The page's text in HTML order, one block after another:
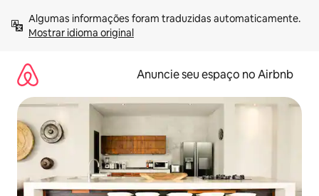
para
Mostrar idioma original
Anuncie seu espaço no Airbnb